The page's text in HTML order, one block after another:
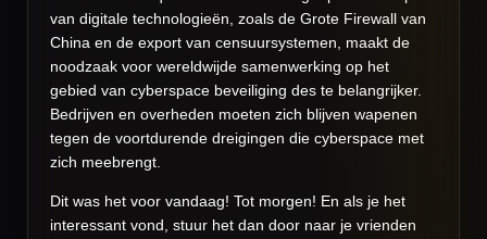
van digitale technologieën, zoals de Grote Firewall van
China en de export van censuursystemen, maakt de
noodzaak voor wereldwijde samenwerking op het
gebied van cyberspace beveiliging des te belangrijker.
Bedrijven en overheden moeten zich blijven wapenen
tegen de voortdurende dreigingen die cyberspace met
zich meebrengt.
Dit was het voor vandaag! Tot morgen! En als je het
interessant vond, stuur het dan door naar je vrienden